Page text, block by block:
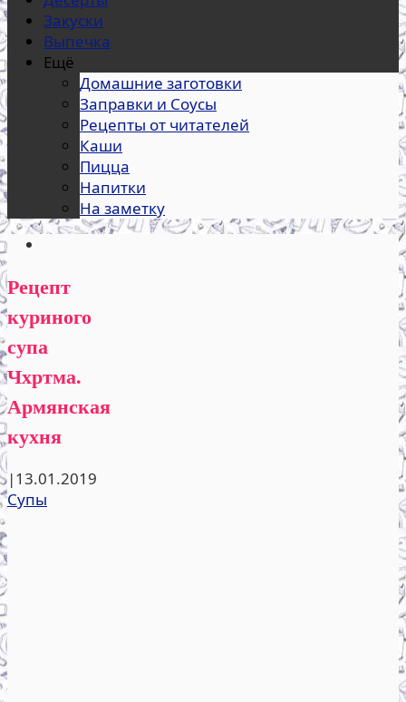
Закуски
Выпечка
Ещё
Домашние заготовки
Заправки и Соусы
Рецепты от читателей
Каши
Пицца
Напитки
На заметку
Рецепт
куриного
супа
Чхртма.
Армянская
кухня
|13.01.2019
Супы